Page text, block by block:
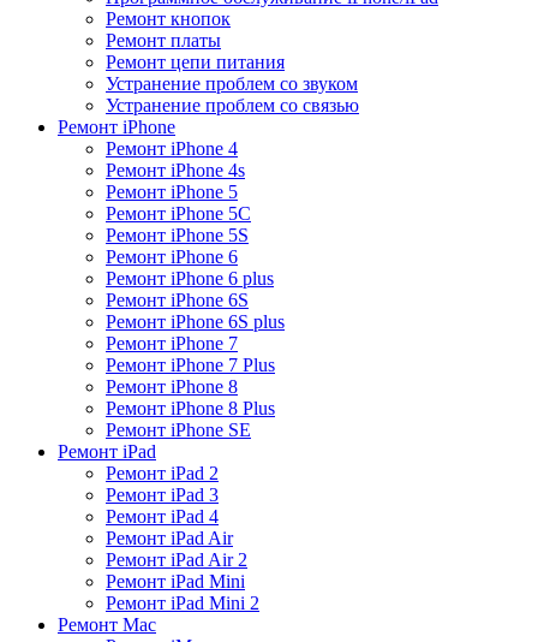
Ремонт кнопок
Ремонт платы
Ремонт цепи питания
Устранение проблем со звуком
Устранение проблем со связью
Ремонт iPhone
Ремонт iPhone 4
Ремонт iPhone 4s
Ремонт iPhone 5
Ремонт iPhone 5C
Ремонт iPhone 5S
Ремонт iPhone 6
Ремонт iPhone 6 plus
Ремонт iPhone 6S
Ремонт iPhone 6S plus
Ремонт iPhone 7
Ремонт iPhone 7 Plus
Ремонт iPhone 8
Ремонт iPhone 8 Plus
Ремонт iPhone SE
Ремонт iPad
Ремонт iPad 2
Ремонт iPad 3
Ремонт iPad 4
Ремонт iPad Air
Ремонт iPad Air 2
Ремонт iPad Mini
Ремонт iPad Mini 2
Ремонт Mac